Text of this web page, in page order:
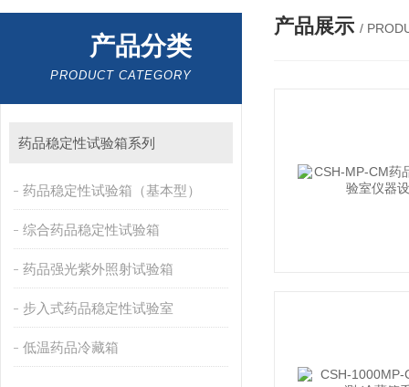
产品分类
PRODUCT CATEGORY
药品稳定性试验箱系列
药品稳定性试验箱（基本型）
综合药品稳定性试验箱
药品强光紫外照射试验箱
步入式药品稳定性试验室
低温药品冷藏箱
产品展示 /